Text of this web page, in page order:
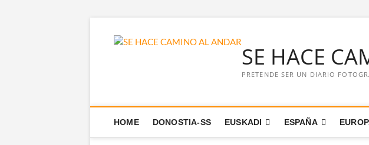
SE HACE
PRETENDE SER UN DIARIO
HOME DONOSTIA-SS EUSKADI ESPAÑA